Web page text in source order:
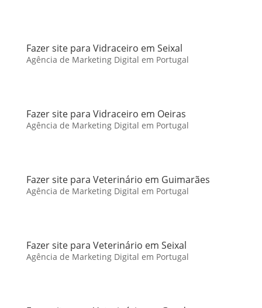
Fazer site para Vidraceiro em Seixal
Agência de Marketing Digital em Portugal
Fazer site para Vidraceiro em Oeiras
Agência de Marketing Digital em Portugal
Fazer site para Veterinário em Guimarães
Agência de Marketing Digital em Portugal
Fazer site para Veterinário em Seixal
Agência de Marketing Digital em Portugal